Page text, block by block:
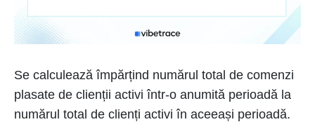
Se calculează împărțind numărul total de comenzi
plasate de clienții activi într-o anumită perioadă la
numărul total de clienți activi în aceeași perioadă.